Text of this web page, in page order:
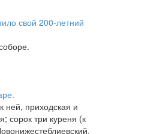
свой 200-летний
ней, приходская и
сорок три куреня (к